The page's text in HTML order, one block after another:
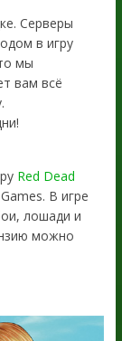
Серверы
в игру
мы
вам всё
Red Dead
В игре
лошади и
можно